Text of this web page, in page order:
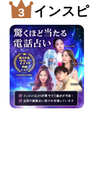
インスピ